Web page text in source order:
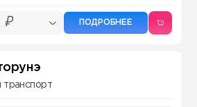
₽ ПОДРОБНЕЕ
транспорт